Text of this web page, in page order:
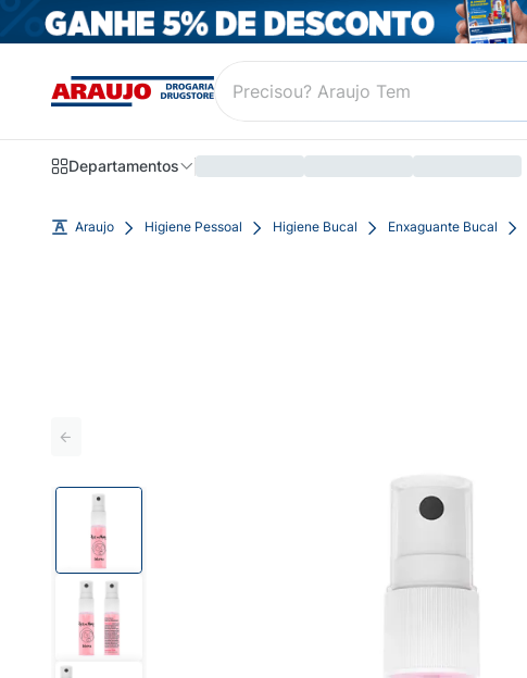
Departamentos
Araujo Higiene Pessoal Higiene Bucal Enxaguante Bucal